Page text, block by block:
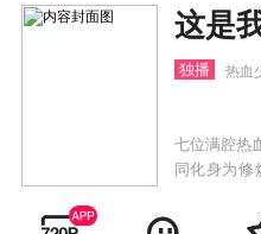
独播 热血
七位满腔热
同化身为修
上西游之路